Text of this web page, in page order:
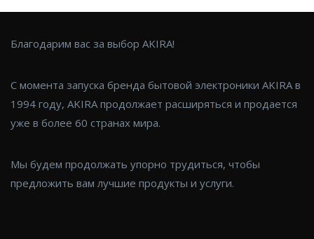
Благодарим вас за выбор AKIRA!
С момента запуска бренда бытовой электроники AKIRA в
1994 году, AKIRA продолжает расширяться и продается
уже в более 60 странах мира.
Мы будем продолжать упорно трудиться, чтобы
предложить вам лучшие продукты и услуги.